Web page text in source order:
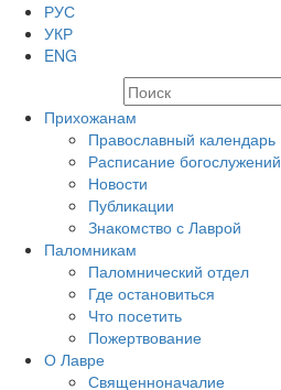
РУС
УКР
ENG
Прихожанам
Православный календарь
Расписание богослужений
Новости
Публикации
Знакомство с Лаврой
Паломникам
Паломнический отдел
Где остановиться
Что посетить
Пожертвование
О Лавре
Священноначалие